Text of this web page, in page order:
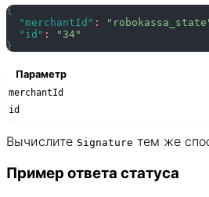
{
"merchantId" :
"id" :
"34"
}
Параметр
merchantId
id
Вычислите Signature тем же
Пример ответа статуса